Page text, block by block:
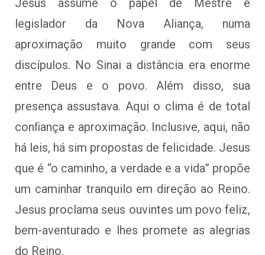
legislador da Nova Aliança, numa
aproximação muito grande com seus
discípulos. No Sinai a distância era enorme
entre Deus e o povo. Além disso, sua
presença assustava. Aqui o clima é de total
conﬁança e aproximação. Inclusive, aqui, não
há leis, há sim propostas de felicidade. Jesus
que é “o caminho, a verdade e a vida” propõe
um caminhar tranquilo em direção ao Reino.
Jesus proclama seus ouvintes um povo feliz,
bem-aventurado e lhes promete as alegrias
do Reino.